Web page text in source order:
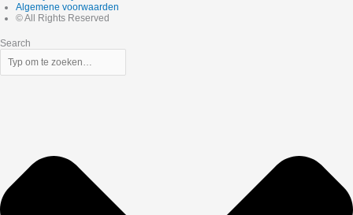
Algemene voorwaarden
© All Rights Reserved
Search